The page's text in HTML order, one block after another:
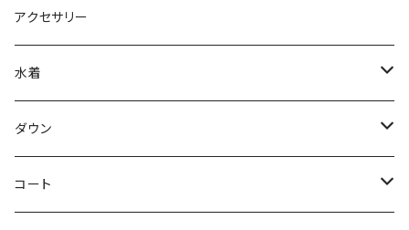
アクセサリー
水着
～44/S
46/M
ダウン
～44/S
コート